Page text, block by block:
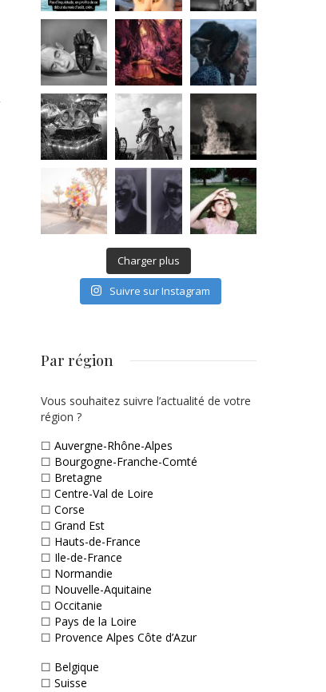
Charger plus
Suivre sur Instagram
Par région
Vous souhaitez suivre l’actualité de votre
région ?
☐ Auvergne-Rhône-Alpes
☐ Bourgogne-Franche-Comté
☐ Bretagne
☐ Centre-Val de Loire
☐ Corse
☐ Grand Est
☐ Hauts-de-France
☐ Ile-de-France
☐ Normandie
☐ Nouvelle-Aquitaine
☐ Occitanie
☐ Pays de la Loire
☐ Provence Alpes Côte d’Azur
☐ Belgique
☐ Suisse